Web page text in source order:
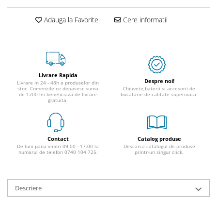
Adauga la Favorite Cere informatii
Livrare Rapida
Livrare in 24 - 48h a produselor din
stoc. Comenzile ce depasesc suma
de 1200 lei beneficiaza de livrare
gratuita.
Despre noi!
Chiuvete,baterii si accesorii de
bucatarie de calitate superioara.
Contact
De luni pana vineri 09:00 - 17:00 la
numarul de telefon 0740 104 725.
Catalog produse
Descarca catalogul de produse
printr-un singur click.
Descriere